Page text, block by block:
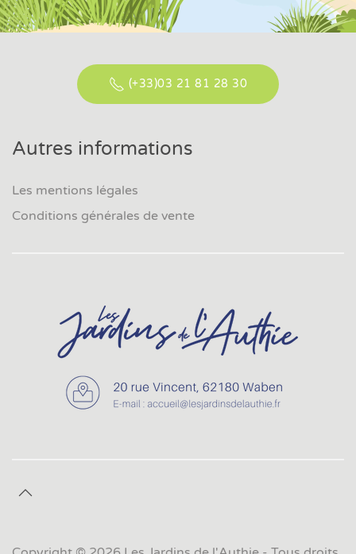
(+33)03 21 81 28 30
Autres informations
Les mentions légales
Conditions générales de vente